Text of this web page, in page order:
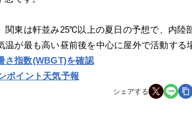
関東は軒並み25℃以上の夏日の予想で、内陸
温が最も高い昼前後を中心に屋外で活動する
さ指数(WBGT)を確認
ポイント天気予報
シェアする